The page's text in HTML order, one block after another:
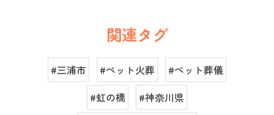
関連タグ
#三浦市 #ペット火葬
#ペット葬儀
#虹の橋
#神奈川県